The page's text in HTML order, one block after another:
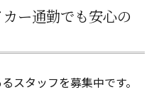
ー通勤でも安心の
スタッフを募集中です。